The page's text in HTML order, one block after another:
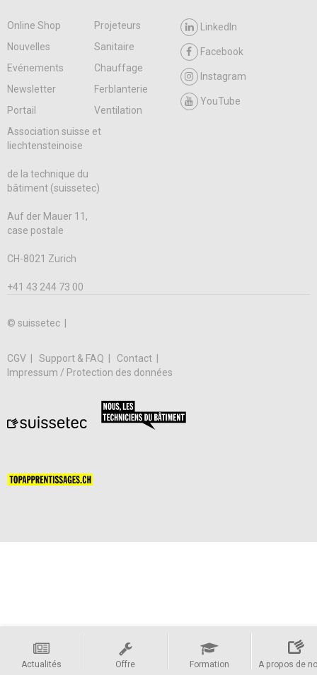
Online Shop
Projeteurs
Nouvelles
Sanitaire
Evénements
Chauffage
Newsletter
Ferblanterie
Portail
Ventilation
LinkedIn
Facebook
Instagram
YouTube
Association suisse et
liechtensteinoise
de la technique du
bâtiment (suissetec)
Auf der Mauer 11,
case postale
CH-8021 Zurich
+41 43 244 73 00
© suissetec |
CGV Support & FAQ
Contact
Impressum / Protection des données
Actualités Offre Formation A propos de